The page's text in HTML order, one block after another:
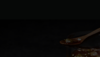
Hungary | Magyarország